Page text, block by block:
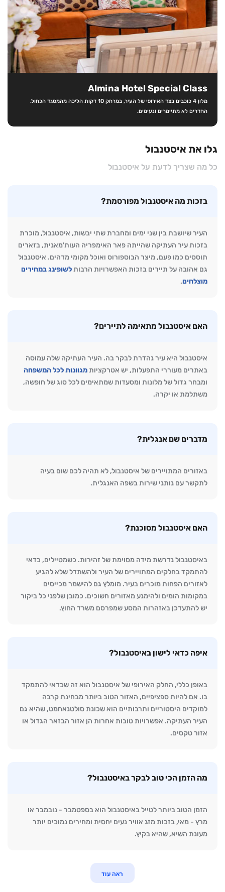
Almina Hotel Special Class
מלון 4 כוכבים בצד האירופי של העיר, במרחק 10 דקות הליכה מהמסגד הכחול.
החדרים לא מתיימרים ונעימים.
גלו את איסטנבול
כל מה שצריך לדעת על איסטנבול
בזכות מה איסטנבול מפורסמת?
העיר שיושבת בין שני ימים ומחברת שתי יבשות, איסטנבול, מוכרת
בזכות עיר העתיקה שהייתה פאר האימפריה העות'מאנית, בזארים
תוססים כמו פעם, מיצר הבוספורוס ואוכל מקומי מדהים. איסטנבול
גם אהובה על תיירים בזכות האפשרויות הרבותלשופינג במחירים
מוצלחים.
האם איסטנבול מתאימה לתיירים?
איסטנבול היא עיר נהדרת לבקר בה. העיר העתיקה שלה עמוסה
באתרים מעוררי התפעלות, יש אטרקציותמגוונות לכל המשפחה
ומבחר גדול של מלונות ומסעדות שמתאימים לכל סוג של חופשה,
משתלמת או יקרה.
מדברים שם אנגלית?
באזורים המתויירים של איסטנבול, לא תהיה לכם שום בעיה
לתקשר עם נותני שירות בשפה האנגלית.
האם איסטנבול מסוכנת?
באיסטנבול נדרשת מידה מסוימת של זהירות. כשמטיילים, כדאי
להתמקד בחלקים המתויירים של העיר ולהשתדל שלא להגיע
לאזורים הפחות מוכרים בעיר. מומלץ גם להישמר מכייסים
במקומות הומים ולהימנע מאזורים חשוכים. כמובן שלפני כל ביקור
יש להתעדכן באזהרות המסע שמפרסם משרד החוץ.
איפה כדאי לישון באיסטנבול?
באופן כללי, החלק האירופי של איסטנבול הוא זה שכדאי להתמקד
בו. אם להיות ספציפיים, האזור הטוב ביותר מבחינת קרבה
למוקדים היסטוריים ותרבותיים הוא שכונת סולטנאחמט, שהיא גם
העיר העתיקה. אפשרויות טובות אחרות הן אזור הבזאר הגדול או
אזור טקסים.
מה הזמן הכי טוב לבקר באיסטנבול?
הזמן הטוב ביותר לטייל באיסטנבול הוא בספטמבר - נובמבר או
מרץ - מאי, בזכות מזג אוויר נעים יחסית ומחירים נמוכים יותר
מעונת השיא, שהיא בקיץ.
ראה עוד